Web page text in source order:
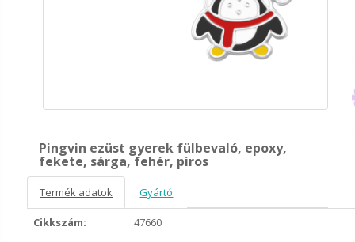
Pingvin ezüst gyerek fülbevaló, epoxy,
fekete, sárga, fehér, piros
Termék adatok Gyártó
Cikkszám:
47660